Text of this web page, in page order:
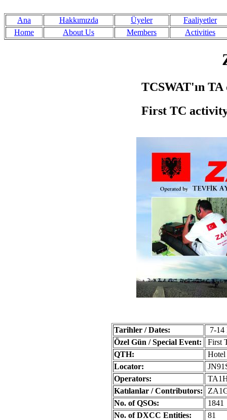
Ana Hakkımızda Üyeler
Faaliyetler
Home
About Us Members Activities
TCSWAT'ın
First TC
Tarihler / Dates:
7-14
Özel Gün / Special Event:
First
QTH:
Hotel
Locator:
Operators:
Katılanlar / Contributors:
No. of QSOs:
1841
No. of DXCC Entities:
81